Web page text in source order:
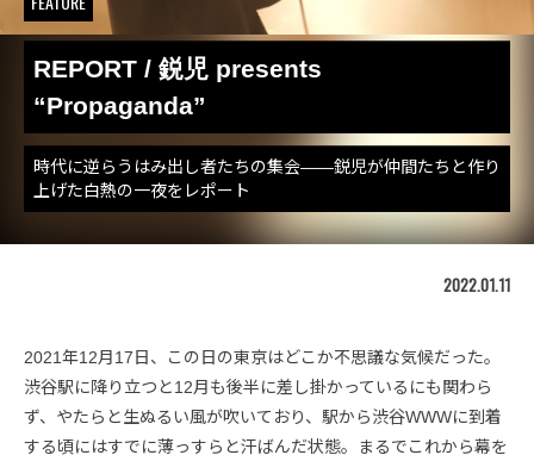
REPORT / 鋭児 presents
“Propaganda”
時代に逆らうはみ出し者たちの集会――鋭児が仲間たちと作り
上げた白熱の一夜をレポート
2022.01.11
2021年12月17日、この日の東京はどこか不思議な気候だった。
渋谷駅に降り立つと12月も後半に差し掛かっているにも関わら
ず、やたらと生ぬるい風が吹いており、駅から渋谷WWWに到着
する頃にはすでに薄っすらと汗ばんだ状態。まるでこれから幕を